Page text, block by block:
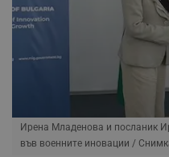
Ирена Младенова и посланик
във военните иновации /